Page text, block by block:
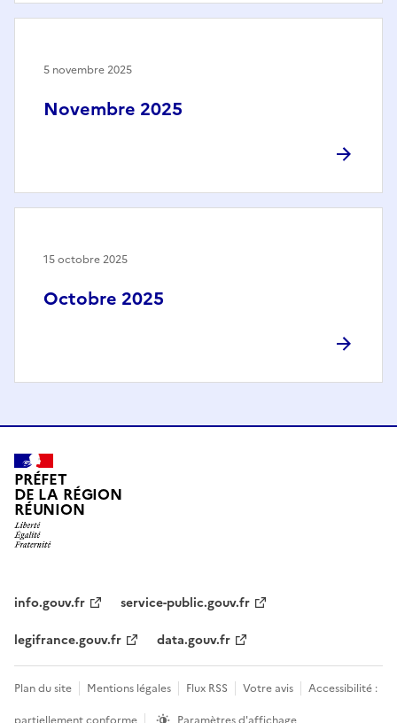
Novembre 2025
5 novembre 2025
Octobre 2025
15 octobre 2025
PRÉFET
DE LA RÉGION
RÉUNION
info.gouv.fr
service-public.gouv.fr
legifrance.gouv.fr
data.gouv.fr
Plan du site Mentions légales Flux RSS Votre avis
Accessibilité :